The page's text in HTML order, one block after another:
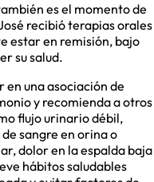
es el momento de
recibió terapias orales
estar en remisión, bajo
su salud.
una asociación de
y recomienda a otros
flujo urinario débil,
sangre en orina o
dolor en la espalda baja
hábitos saludables